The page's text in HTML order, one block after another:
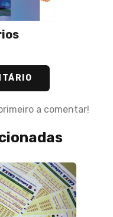
a comentar!